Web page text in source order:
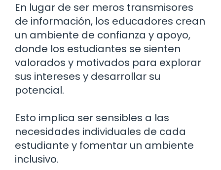
En lugar de ser meros transmisores
de información, los educadores crean
un ambiente de confianza y apoyo,
donde los estudiantes se sienten
valorados y motivados para explorar
sus intereses y desarrollar su
potencial.
Esto implica ser sensibles a las
necesidades individuales de cada
estudiante y fomentar un ambiente
inclusivo.